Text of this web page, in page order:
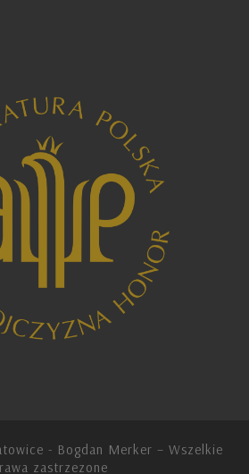
- Bogdan Merker – Wszelkie
zastrzezone